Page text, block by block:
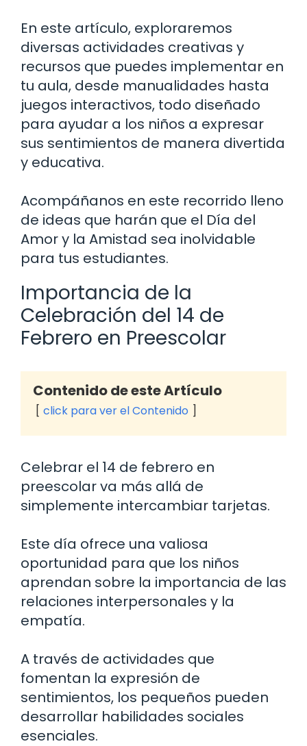
En este artículo, exploraremos
diversas actividades creativas y
recursos que puedes implementar en
tu aula, desde manualidades hasta
juegos interactivos, todo diseñado
para ayudar a los niños a expresar
sus sentimientos de manera divertida
y educativa.
Acompáñanos en este recorrido lleno
de ideas que harán que el Día del
Amor y la Amistad sea inolvidable
para tus estudiantes.
Importancia de la
Celebración del 14 de
Febrero en Preescolar
Contenido de este Artículo
click para ver el Contenido
Celebrar el 14 de febrero en
preescolar va más allá de
simplemente intercambiar tarjetas.
Este día ofrece una valiosa
oportunidad para que los niños
aprendan sobre la importancia de las
relaciones interpersonales y la
empatía.
A través de actividades que
fomentan la expresión de
sentimientos, los pequeños pueden
desarrollar habilidades sociales
esenciales.